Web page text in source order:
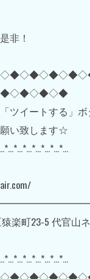
非！
ツイートする」ボ
い致します☆
楽町23-5 代官山